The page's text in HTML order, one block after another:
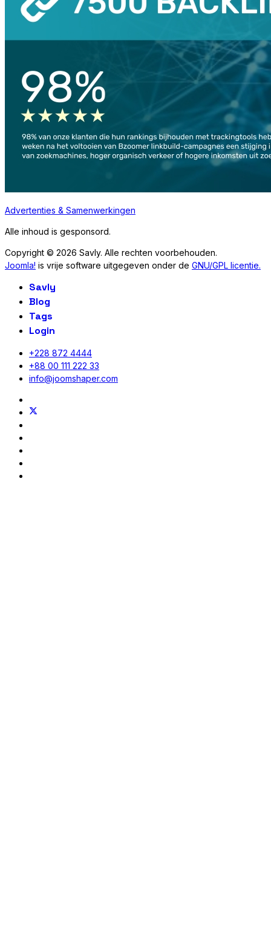
Advertenties & Samenwerkingen
Alle inhoud is gesponsord.
Copyright © 2026 Savly. Alle rechten voorbehouden.
Joomla! is vrije software uitgegeven onder de GNU/GPL licentie.
Savly
Blog
Tags
Login
+228 872 4444
+88 00 111 222 33
info@joomshaper.com